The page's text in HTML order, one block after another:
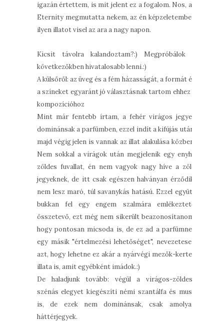
igazán értettem, is mit jelent ez a fogalom. Nos, az
Eternity megmutatta nekem, az én képzeletemben
ilyen illatot visel az ara a nagy napon.
Kicsit távolra kalandoztam?:) Megpróbálok a
következőkben hivatalosabb lenni.:)
A külsőről: az üveg és a fém házasságát, a formát és
a színeket egyaránt jó választásnak tartom ehhez a
kompozícióhoz
Mint már fentebb írtam, a fehér virágos jegyek
dominánsak a parfümben, ezzel indít a kifújás után,
majd végig jelen is vannak az illat alakulása közben.
Nem sokkal a virágok után megjelenik egy enyhe
zöldes fuvallat, én nem vagyok nagy híve a zöld
jegyeknek, de itt csak egészen halványan érződik,
nem lesz maró, túl savanykás hatású. Ezzel együtt
bukkan fel egy engem szalmára emlékeztető
összetevő, ezt még nem sikerült beazonosítanom,
hogy pontosan micsoda is, de ez ad a parfümnek
egy másik "értelmezési lehetőséget", nevezetesen
azt, hogy lehetne ez akár a nyárvégi mezők-kertek
illata is, amit egyébként imádok.:)
De haladjunk tovább: végül a virágos-zöldes-
szénás elegyet kiegészíti némi szantálfa és musk
is, de ezek nem dominánsak, csak amolyan
háttérjegyek.